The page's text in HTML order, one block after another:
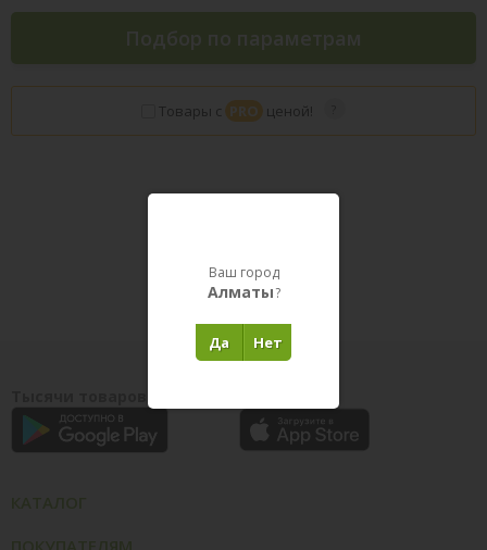
Подбор по параметрам
Товары с PRO ценой!
Ваш город
Алматы?
Нет
Да